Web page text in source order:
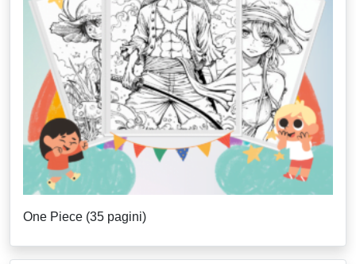
One Piece (35 pagini)